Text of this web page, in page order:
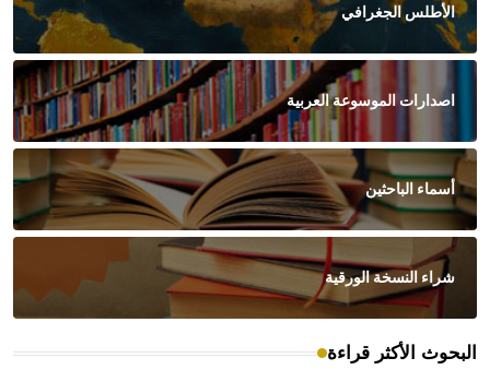
الأطلس الجغرافي
اصدارات الموسوعة العربية
أسماء الباحثين
شراء النسخة الورقية
البحوث الأكثر قراءة